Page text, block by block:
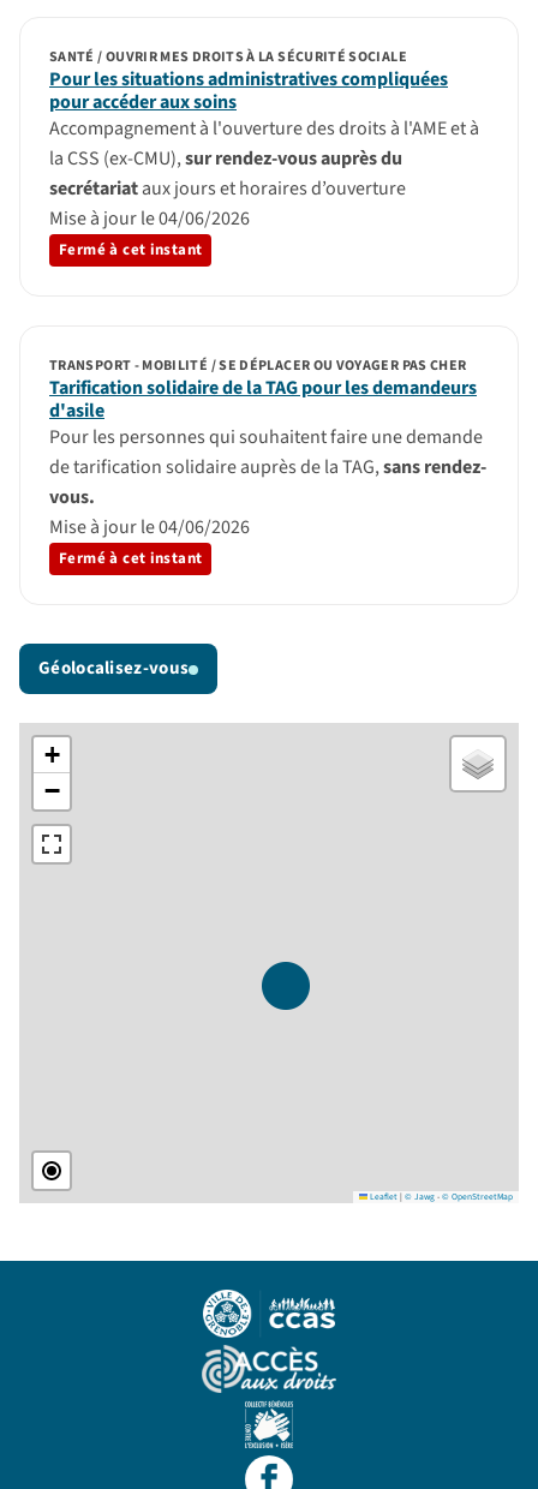
Pour les situations administratives compliquées
pour accéder aux soins
SANTÉ / OUVRIR MES DROITS À LA SÉCURITÉ SOCIALE
Accompagnement à l'ouverture des droits à l'AME et à
la CSS (ex-CMU),sur rendez-vous auprès du
secrétariataux jours et horaires d’ouverture
Mise à jour le 04/06/2026
Fermé à cet instant
Tarification solidaire de la TAG pour les demandeurs
d'asile
TRANSPORT - MOBILITÉ / SE DÉPLACER OU VOYAGER PAS CHER
Pour les personnes qui souhaitent faire une demande
de tarification solidaire auprès de la TAG,sans rendez-
vous.
Mise à jour le 04/06/2026
Fermé à cet instant
Géolocalisez-vous
+
−
Leaflet|© Jawg-© OpenStreetMap